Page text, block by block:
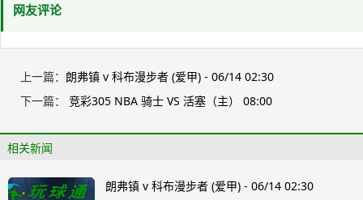
网友评论
上一篇： 朗弗镇 v 科布漫步者 (爱甲) - 06/14 02:30
下一篇：
竞彩305 NBA 骑士 VS 活塞（主） 08:00
相关新闻
朗弗镇 v 科布漫步者 (爱甲) - 06/14 02:30